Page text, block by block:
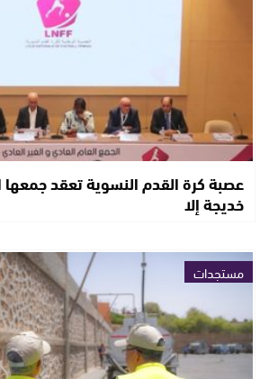
عصبة كرة القدم النسوية تعقد جمعها
خديجة إلا
مستجدات